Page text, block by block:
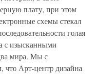
плату, при этом
схемы стекал
голая
с изысканными
мира. Мы с
что Арт-центр дизайна